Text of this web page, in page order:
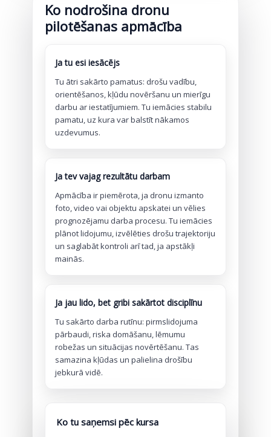
Ko nodrošina dronu
pilotēšanas apmācība
Ja tu esi iesācējs
Tu ātri sakārto pamatus: drošu vadību,
orientēšanos, kļūdu novēršanu un mierīgu
darbu ar iestatījumiem. Tu iemācies stabilu
pamatu, uz kura var balstīt nākamos
uzdevumus.
Ja tev vajag rezultātu darbam
Apmācība ir piemērota, ja dronu izmanto
foto, video vai objektu apskatei un vēlies
prognozējamu darba procesu. Tu iemācies
plānot lidojumu, izvēlēties drošu trajektoriju
un saglabāt kontroli arī tad, ja apstākļi
mainās.
Ja jau lido, bet gribi sakārtot disciplīnu
Tu sakārto darba rutīnu: pirmslidojuma
pārbaudi, riska domāšanu, lēmumu
robežas un situācijas novērtēšanu. Tas
samazina kļūdas un palielina drošību
jebkurā vidē.
Ko tu saņemsi pēc kursa